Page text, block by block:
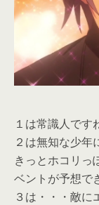
１は常識人です
２は無知な少年
きっとホコリっ
ベントが予想で
３は・・・敵